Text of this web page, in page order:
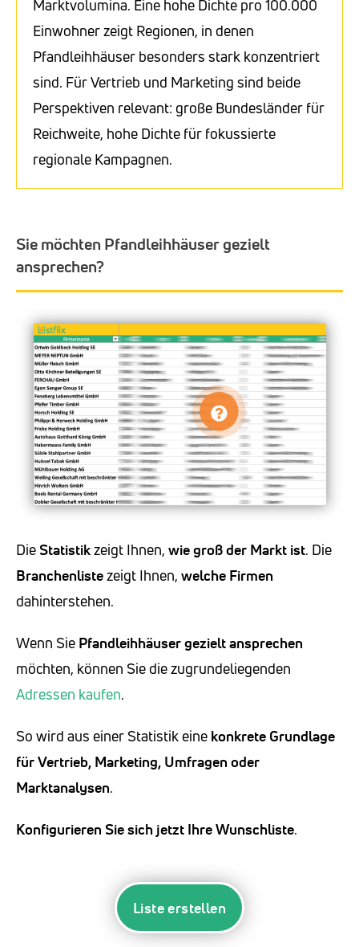
Marktvolumina. Eine hohe Dichte pro 100.000
Einwohner zeigt Regionen, in denen
Pfandleihhäuser besonders stark konzentriert
sind. Für Vertrieb und Marketing sind beide
Perspektiven relevant: große Bundesländer für
Reichweite, hohe Dichte für fokussierte
regionale Kampagnen.
Sie möchten Pfandleihhäuser gezielt
ansprechen?
DieStatistikzeigt Ihnen, wie groß der Markt ist. Die
Branchenlistezeigt Ihnen, welche Firmen
dahinterstehen.
Wenn Sie Pfandleihhäusergezielt ansprechen
möchten, können Sie die zugrundeliegenden
Adressen kaufen.
So wird aus einer Statistik eine konkrete Grundlage
für Vertrieb, Marketing, Umfragen oder
Marktanalysen.
Konfigurieren Sie sich jetzt Ihre Wunschliste.
Liste erstellen